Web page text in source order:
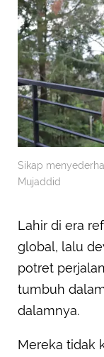
Sikap
Mujaddid
Lahir di era
global, lalu
potret
tumbuh
dalamnya.
Mereka tidak